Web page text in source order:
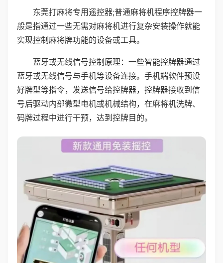
东莞打麻将专用遥控器;普通麻将机程序控牌器一
般是指通过一些无需对麻将机进行复杂安装操作就能
实现控制麻将牌功能的设备或工具。
蓝牙或无线信号控制原理：一些智能控牌器通过
蓝牙或无线信号与手机等设备连接。手机端软件预设
好牌型等指令，发送信号给控牌器，控牌器接收到信
号后驱动内部微型电机或机械结构，在麻将机洗牌、
码牌过程中进行干预，达到控牌目的。